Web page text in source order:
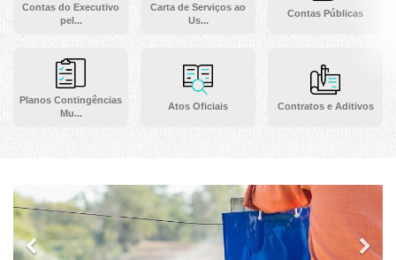
Contas do Executivo
pel...
Planos Contingências
Mu...
Carta de Serviços ao
Us...
Atos Oficiais
Contas Públicas
Contratos e Aditivos
Previous